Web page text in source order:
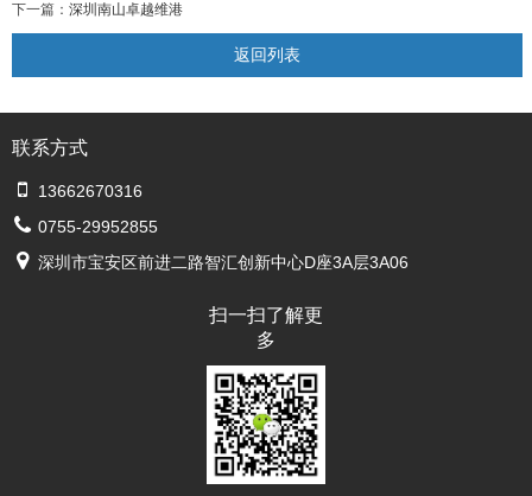
下一篇： 深圳南山卓越维港
返回列表
联系方式
13662670316
0755-29952855
深圳市宝安区前进二路智汇创新中心D座3A层3A06
扫一扫了解更
多